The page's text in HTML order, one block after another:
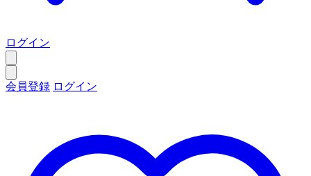
ログイン
会員登録 ログイン